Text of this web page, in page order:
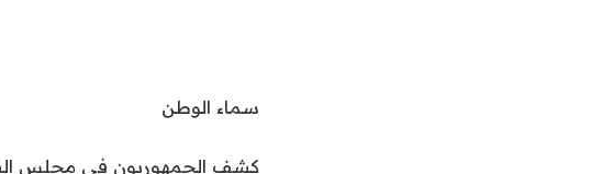
سماء الوطن
كشف الجمهوريون في مجلس